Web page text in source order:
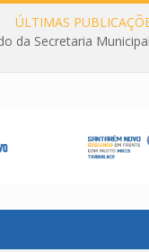
ÚLTIMAS
da Secretaria